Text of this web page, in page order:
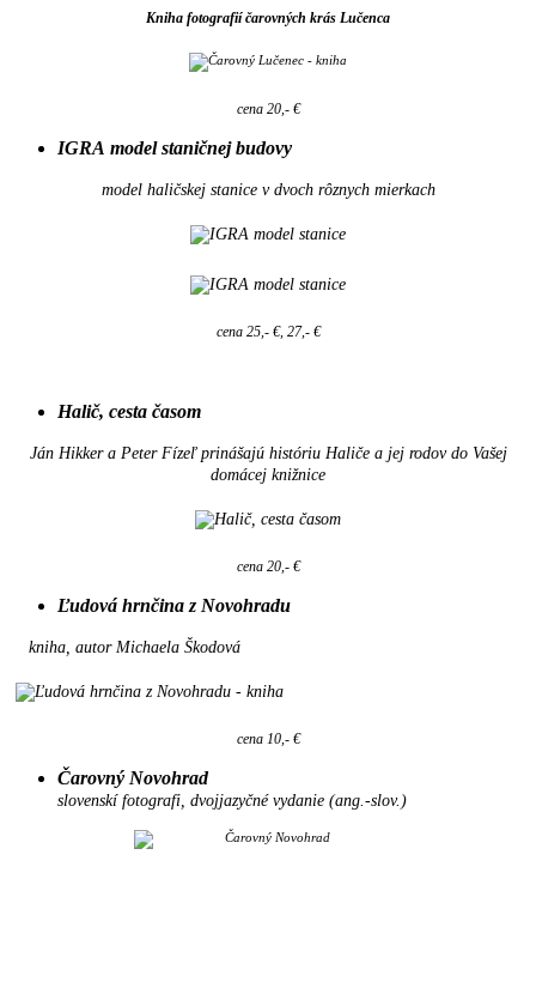
Kniha fotografií čarovných krás Lučenca
cena 20,- €
IGRA model staničnej budovy
model haličskej stanice v dvoch rôznych mierkach
cena 25,- €, 27,- €
Halič, cesta časom
Ján Hikker a Peter Fízeľ prinášajú históriu Haliče a jej rodov do Vašej
domácej knižnice
cena 20,- €
Ľudová hrnčina z Novohradu
kniha, autor Michaela Škodová
cena 10,- €
Čarovný Novohrad
slovenskí fotografi, dvojjazyčné vydanie (ang.-slov.)